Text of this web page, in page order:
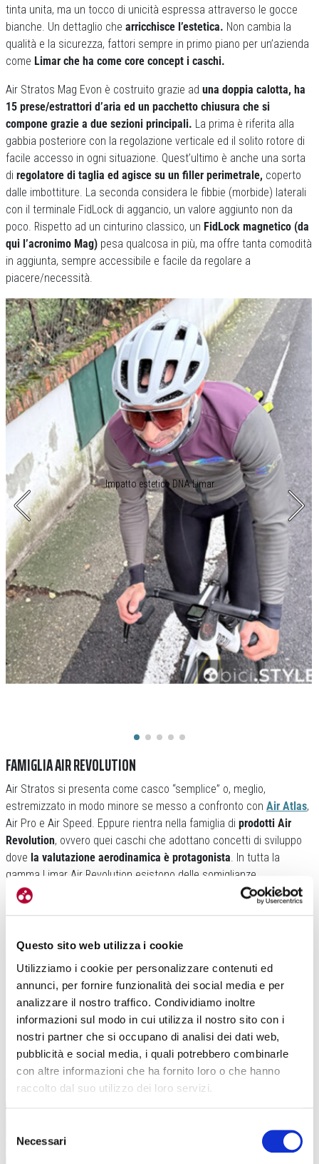
Questo sito web utilizza i cookie
Utilizziamo i cookie per personalizzare contenuti ed
annunci, per fornire funzionalità dei social media e per
analizzare il nostro traffico. Condividiamo inoltre
informazioni sul modo in cui utilizza il nostro sito con i
nostri partner che si occupano di analisi dei dati web,
pubblicità e social media, i quali potrebbero combinarle
con altre informazioni che ha fornito loro o che hanno
raccolto dal suo utilizzo dei loro servizi.
delNecessari
tinta unita, ma un tocco di unicità espressa attraverso le gocce
bianche. Un dettaglio che arricchisce l’estetica. Non cambia la
qualità e la sicurezza, fattori sempre in primo piano per un’azienda
come Limar che ha come core concept i caschi.
Air Stratos Mag Evon è costruito grazie ad una doppia calotta, ha
15 prese/estrattori d’aria ed un pacchetto chiusura che si
compone grazie a due sezioni principali. La prima è riferita alla
gabbia posteriore con la regolazione verticale ed il solito rotore di
facile accesso in ogni situazione. Quest’ultimo è anche una sorta
di regolatore di taglia ed agisce su un filler perimetrale, coperto
dalle imbottiture. La seconda considera le fibbie (morbide) laterali
con il terminale FidLock di aggancio, un valore aggiunto non da
poco. Rispetto ad un cinturino classico, un FidLock magnetico (da
qui l’acronimo Mag) pesa qualcosa in più, ma offre tanta comodità
in aggiunta, sempre accessibile e facile da regolare a
piacere/necessità.
Impatto estetico DNA Limar
FAMIGLIA AIR REVOLUTION
Air Stratos si presenta come casco “semplice” o, meglio,
estremizzato in modo minore se messo a confronto con Air Atlas,
Air Pro e Air Speed. Eppure rientra nella famiglia di prodotti Air
Revolution, ovvero quei caschi che adottano concetti di sviluppo
dove la valutazione aerodinamica è protagonista. In tutta la
gamma Limar Air Revolution esistono delle somiglianze,
accostamenti e valori tecnici integrati nei caschi.
L’aerodinamica non è solo
estremizzazione e ricerca della
massima velocità.
L’aerodinamica può essere anche un fattore
funzionale alla ventilazione, utile ad aumentare i flussi d’aria che
termoregolano la testae Limar Air Stratos ne è un esempio.